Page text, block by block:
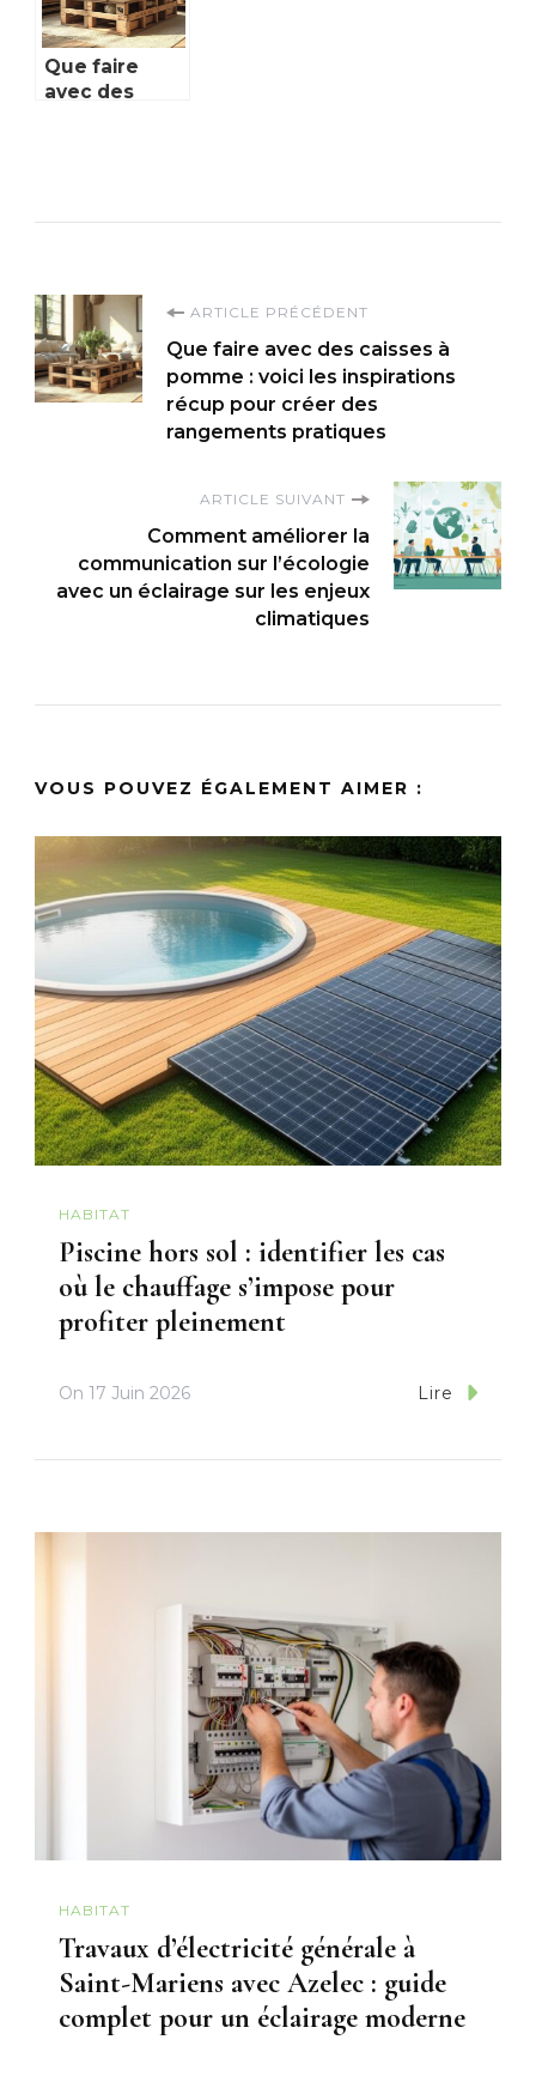
Que faire
avec des
récup pour
pratiques
Navigation
d'article
ARTICLE PRÉCÉDENT
Que faire avec des caisses à
pomme : voici les inspirations
récup pour créer des
rangements pratiques
ARTICLE SUIVANT
Comment améliorer la
communication sur l’écologie
avec un éclairage sur les enjeux
climatiques
VOUS POUVEZ ÉGALEMENT AIMER :
HABITAT
Piscine hors sol : identifier les cas
où le chauffage s’impose pour
profiter pleinement
On 17 Juin 2026 Lire
HABITAT
Travaux d’électricité générale à
Saint-Mariens avec Azelec : guide
complet pour un éclairage moderne